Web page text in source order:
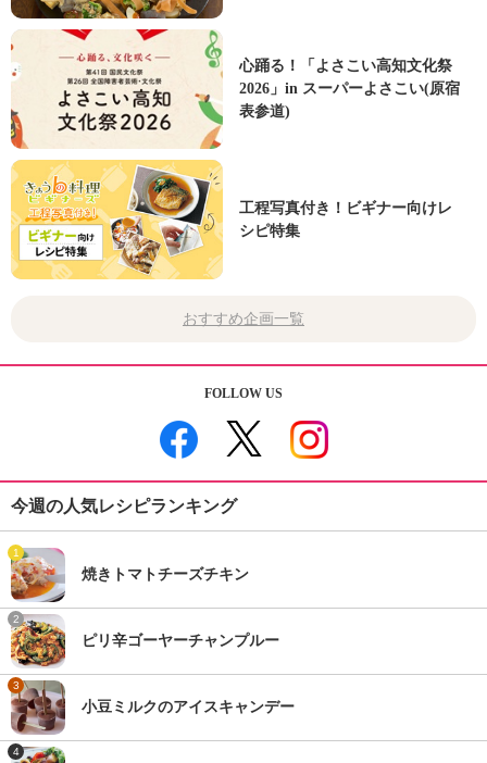
心踊る！「よさこい高知文化祭
2026」in スーパーよさこい(原宿
表参道)
工程写真付き！ビギナー向けレ
シピ特集
おすすめ企画一覧
FOLLOW US
今週の人気レシピランキング
1
焼きトマトチーズチキン
2
ピリ辛ゴーヤーチャンプルー
3
小豆ミルクのアイスキャンデー
4